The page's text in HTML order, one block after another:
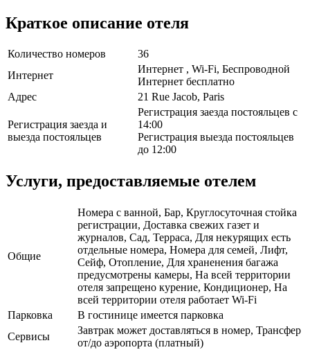
Краткое описание отеля
Количество номеров
36
Интернет
Интернет , Wi-Fi, Беспроводной
Интернет бесплатно
Адрес
21 Rue Jacob, Paris
Регистрация заезда и
выезда постояльцев
Регистрация заезда постояльцев с
14:00
Регистрация выезда постояльцев
до 12:00
Услуги, предоставляемые отелем
Общие
Номера с ванной, Бар, Круглосуточная стойка
регистрации, Доставка свежих газет и
журналов, Сад, Терраса, Для некурящих есть
отдельные номера, Номера для семей, Лифт,
Сейф, Отопление, Для храненения багажа
предусмотрены камеры, На всей территории
отеля запрещено курение, Кондиционер, На
всей территории отеля работает Wi-Fi
Парковка
В гостинице имеется парковка
Сервисы
Завтрак может доставляться в номер, Трансфер
от/до аэропорта (платный)